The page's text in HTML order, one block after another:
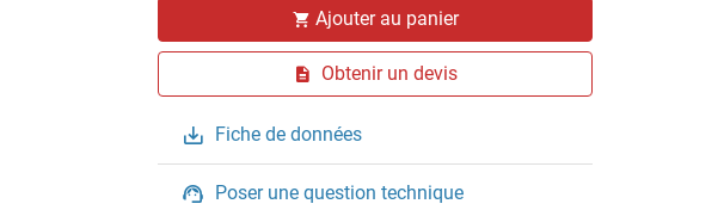
Ajouter au panier
Obtenir un devis
Fiche de données
Poser une question technique